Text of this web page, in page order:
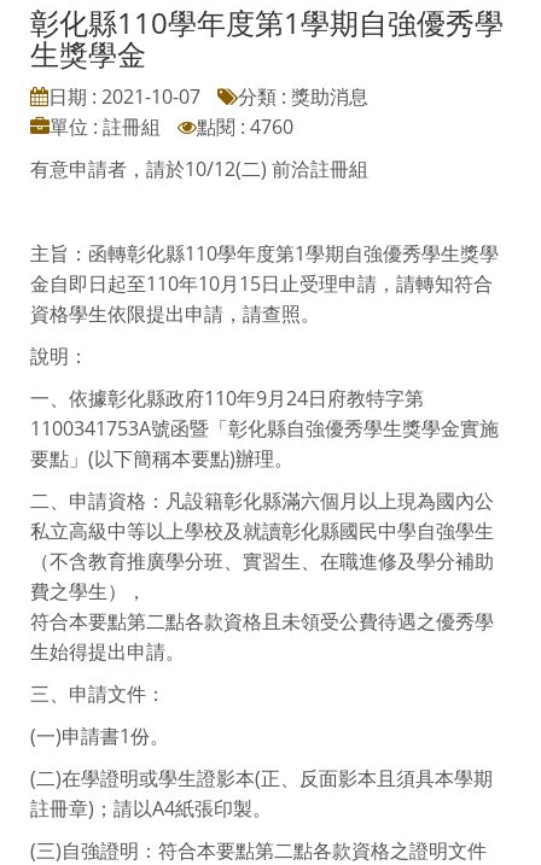
彰化縣110學年度第1學期自強優秀學
生獎學金
日期 : 2021-10-07
分類 : 獎助消息
單位 : 註冊組
點閱 : 4760
有意申請者，請於10/12(二) 前洽註冊組
主旨：函轉彰化縣110學年度第1學期自強優秀學生獎學
金自即日起至110年10月15日止受理申請，請轉知符合
資格學生依限提出申請，請查照。
說明：
一、依據彰化縣政府110年9月24日府教特字第
1100341753A號函暨「彰化縣自強優秀學生獎學金實施
要點」(以下簡稱本要點)辦理。
二、申請資格：凡設籍彰化縣滿六個月以上現為國內公
私立高級中等以上學校及就讀彰化縣國民中學自強學生
（不含教育推廣學分班、實習生、在職進修及學分補助
費之學生），
符合本要點第二點各款資格且未領受公費待遇之優秀學
生始得提出申請。
三、申請文件：
(一)申請書1份。
(二)在學證明或學生證影本(正、反面影本且須具本學期
註冊章)；請以A4紙張印製。
(三)自強證明：符合本要點第二點各款資格之證明文件